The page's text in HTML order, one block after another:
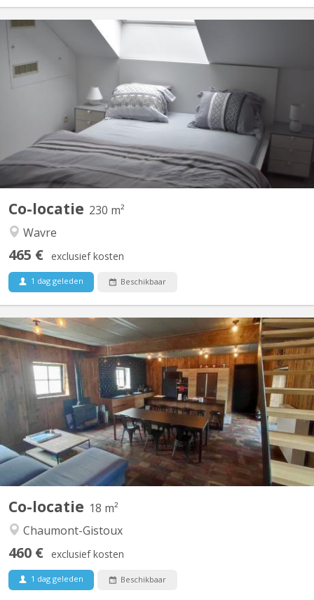
Co-locatie 230 m²
Wavre
465 € exclusief kosten
1 dag geleden Beschikbaar
maison bourgeoise 3 niveaux : au rez le propriétaire colocataire,
au 1er et 2ème colocataires étudiants 230 m2 à disposition!! , 4
ch au 1er, 2 salles de bain , une salle de douche , 2 wc, au 2 ème
, 3 chambres 1 salle de douche wc et lavabo, un Grand, d living 2
grands canapés 2 fauteuils pour...
Co-locatie 18 m²
Chaumont-Gistoux
460 € exclusief kosten
1 dag geleden Beschikbaar
KV 1961
A 10 minutes de LLN, 5 minutes du Domaine du Blé, 10 minutes
de Wavre : Magnifique maison en colocation comprenant 4
chambres, de grands espaces communs dont un salon de jeux,
une buanderie, une cuisine super équipée, un jardin et une très
grande terrasse dans un environnement verdoyant....